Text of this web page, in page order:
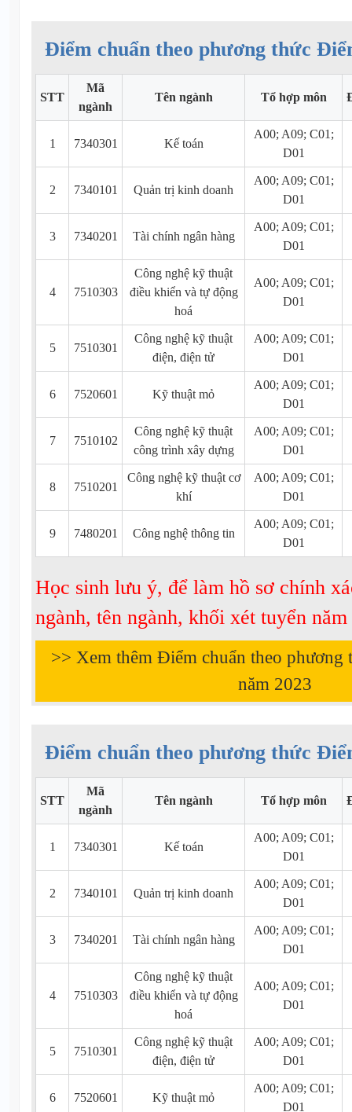
Điểm chuẩn theo phương thức
STT
Mã
ngành
Tên ngành Tổ hợp môn
1 7340301 Kế toán
A00; A09; C01;
D01
2 7340101 Quản trị kinh doanh
A00; A09; C01;
D01
3 7340201 Tài chính ngân hàng
A00; A09; C01;
D01
4 7510303
Công nghệ kỹ thuật
điều khiển và tự động
hoá
A00; A09; C01;
D01
5 7510301
Công nghệ kỹ thuật
điện, điện tử
A00; A09; C01;
D01
6 7520601 Kỹ thuật mỏ
A00; A09; C01;
D01
7 7510102
Công nghệ kỹ thuật
công trình xây dựng
A00; A09; C01;
D01
8 7510201
Công nghệ kỹ thuật cơ
khí
A00; A09; C01;
D01
9 7480201 Công nghệ thông tin
A00; A09; C01;
D01
Học sinh lưu ý, để làm hồ sơ chính
ngành, tên ngành, khối xét tuyển
>> Xem thêm Điểm chuẩn theo
năm 2023
Điểm chuẩn theo phương thức
STT
Mã
ngành
Tên ngành Tổ hợp môn
1 7340301 Kế toán
A00; A09; C01;
D01
2 7340101 Quản trị kinh doanh
A00; A09; C01;
D01
3 7340201 Tài chính ngân hàng
A00; A09; C01;
D01
4 7510303
Công nghệ kỹ thuật
điều khiển và tự động
hoá
A00; A09; C01;
D01
5 7510301
Công nghệ kỹ thuật
điện, điện tử
A00; A09; C01;
D01
6 7520601 Kỹ thuật mỏ
A00; A09; C01;
D01